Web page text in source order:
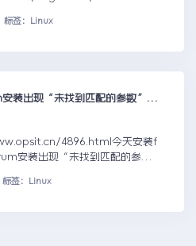
标签：Linux
CentOS 系统yum安装出现“未找到匹配的参数”、“没有可用软件包”错误的解决办法
4896.html今天安装f
安装出现“未找到匹配的参
标签：Linux